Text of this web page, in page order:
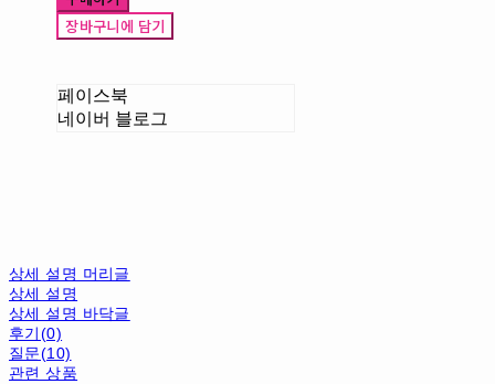
장바구니에 담기
페이스북
네이버 블로그
상세 설명 머리글
상세 설명
상세 설명 바닥글
후기(0)
질문(10)
관련 상품